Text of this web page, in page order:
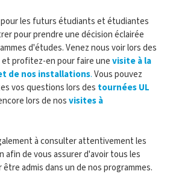
pour les futurs étudiants et étudiantes
pour prendre une décision éclairée
d'études. Venez nous voir lors des
et profitez-en pour faire une visite à la
de nos installations. Vous pouvez
vos questions lors des tournées UL
lors de nos visites à
à consulter attentivement les
afin de vous assurer d'avoir tous les
admis dans un de nos programmes.